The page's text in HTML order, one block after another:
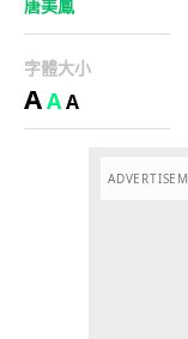
唐美鳳
字體大小
AAA